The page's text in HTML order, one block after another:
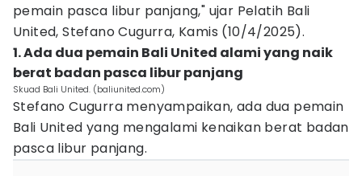
pemain pasca libur panjang," ujar Pelatih Bali
United, Stefano Cugurra, Kamis (10/4/2025).
1. Ada dua pemain Bali United alami yang naik
berat badan pasca libur panjang
Skuad Bali United. (baliunited.com)
Stefano Cugurra menyampaikan, ada dua pemain
Bali United yang mengalami kenaikan berat badan
pasca libur panjang.